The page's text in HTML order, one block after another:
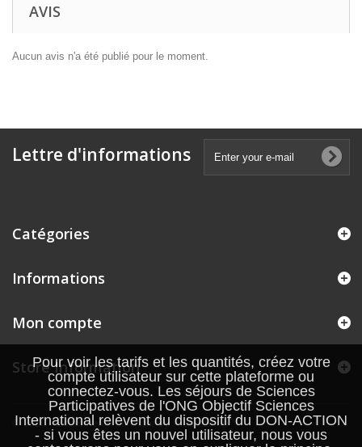
Pour voir les tarifs et les quantités, créez votre
compte utilisateur sur cette plateforme ou
connectez-vous. Les séjours de Sciences
Participatives de l'ONG Objectif Sciences
International relèvent du dispositif du DON-ACTION
- si vous êtes un nouvel utilisateur, nous vous
AVIS
Aucun avis n'a été publié pour le moment.
Lettre d'informations
Catégories
Informations
© 2026 - Ecommerce software by PrestaShop™
Mon compte
Store Information